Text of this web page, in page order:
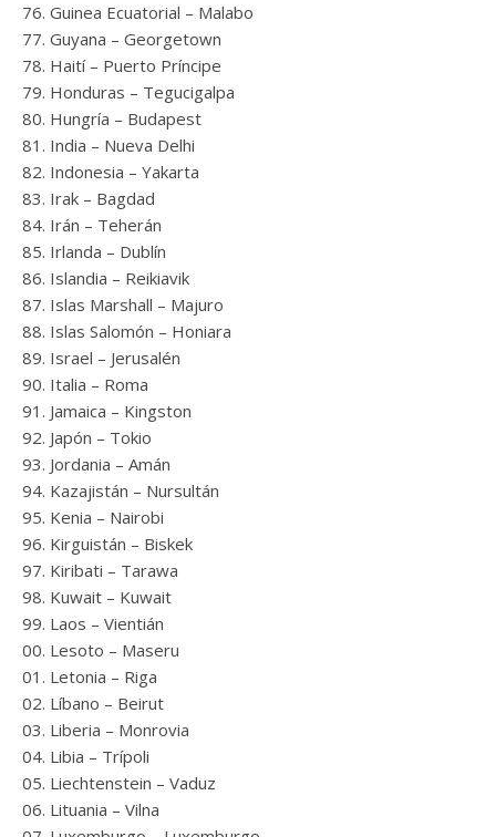
Guinea Ecuatorial – Malabo
Guyana – Georgetown
Haití – Puerto Príncipe
Honduras – Tegucigalpa
Hungría – Budapest
India – Nueva Delhi
Indonesia – Yakarta
Irak – Bagdad
Irán – Teherán
Irlanda – Dublín
Islandia – Reikiavik
Islas Marshall – Majuro
Islas Salomón – Honiara
Israel – Jerusalén
Italia – Roma
Jamaica – Kingston
Japón – Tokio
Jordania – Amán
Kazajistán – Nursultán
Kenia – Nairobi
Kirguistán – Biskek
Kiribati – Tarawa
Kuwait – Kuwait
Laos – Vientián
Lesoto – Maseru
Letonia – Riga
Líbano – Beirut
Liberia – Monrovia
Libia – Trípoli
Liechtenstein – Vaduz
Lituania – Vilna